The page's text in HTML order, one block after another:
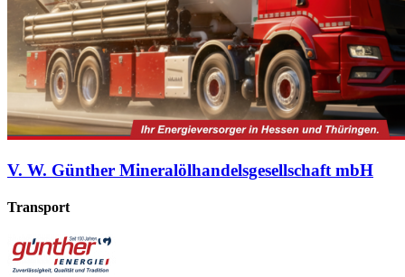
V. W. Günther Mineralölhandelsgesellschaft mbH
Transport